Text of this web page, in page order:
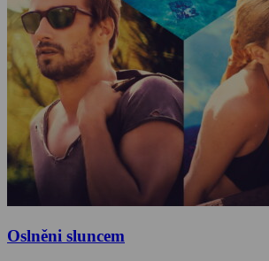
Oslněni sluncem